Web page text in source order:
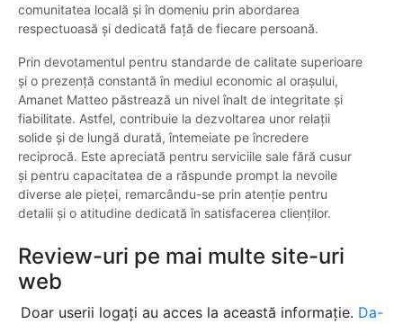
comunitatea locală și în domeniu prin abordarea
respectuoasă și dedicată față de fiecare persoană.
Prin devotamentul pentru standarde de calitate superioare
și o prezență constantă în mediul economic al orașului,
Amanet Matteo păstrează un nivel înalt de integritate și
fiabilitate. Astfel, contribuie la dezvoltarea unor relații
solide și de lungă durată, întemeiate pe încredere
reciprocă. Este apreciată pentru serviciile sale fără cusur
și pentru capacitatea de a răspunde prompt la nevoile
diverse ale pieței, remarcându-se prin atenție pentru
detalii și o atitudine dedicată în satisfacerea clienților.
Review-uri pe mai multe site-uri
web
Doar userii logați au acces la această informație. Da-